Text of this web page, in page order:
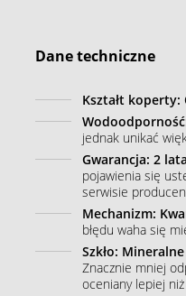
Dane techniczne
Kształt koperty:
jednak unikać
Gwarancja: 2 lata
pojawienia się
serwisie
Mechanizm:
błędu waha się
Szkło: Mineralne
Znacznie mniej
oceniany lepiej